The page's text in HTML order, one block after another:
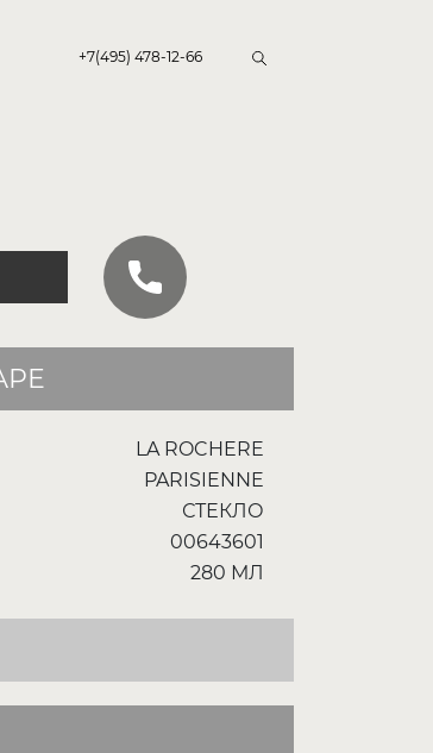
+7(495) 478-12-66
LA ROCHERE
PARISIENNE
СТЕКЛО
00643601
280 МЛ